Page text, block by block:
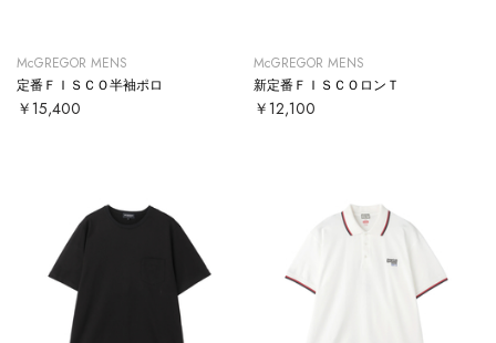
McGREGOR MENS
定番ＦＩＳＣＯ半袖ポロ
￥15,400
McGREGOR MENS
新定番ＦＩＳＣＯロンＴ
￥12,100